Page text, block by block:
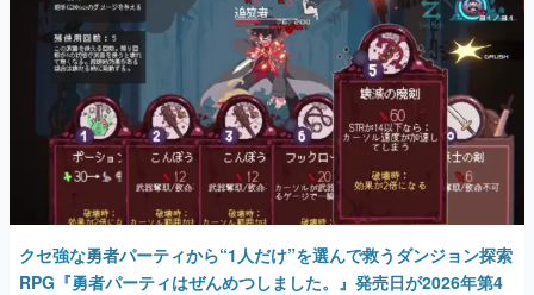
若ゲのいたり〜ゲームクリエイターの青春〜
『うつヌケ』『ペンと箸』等で知られるマンガ家・田中圭
一先生によるゲーム業界レポートマンガです。
なんでゲームは面白い？
ゲーム開発者・hamatsu氏がゲームの魅力を画面や操作の
具体的な形から解き明かしていく、硬派で骨太な評論連載
です。
ゲームが変えた日本語
の起源や用法の変遷を、コンピューター文化史研究家・タ
イニーP氏が徹底調査。
クセ強な勇者パーティから“1人だけ”を選んで救うダンジョン探索
RPG『勇者パーティはぜんめつしました。』発売日が2026年第4